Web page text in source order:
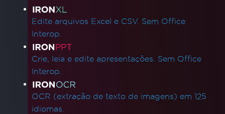
Edite arquivos Excel e CSV. Sem Office
Interop.
Crie, leia e edite apresentações. Sem Office
Interop.
OCR (extração de texto de imagens) em 125
idiomas.